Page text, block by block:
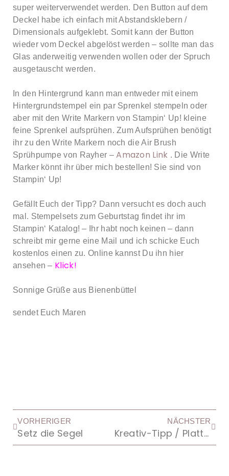
super weiterverwendet werden. Den Button auf dem
Deckel habe ich einfach mit Abstandsklebern /
Dimensionals aufgeklebt. Somit kann der Button
wieder vom Deckel abgelöst werden – sollte man das
Glas anderweitig verwenden wollen oder der Spruch
ausgetauscht werden.
In den Hintergrund kann man entweder mit einem
Hintergrundstempel ein par Sprenkel stempeln oder
aber mit den Write Markern von Stampin‘ Up! kleine
feine Sprenkel aufsprühen. Zum Aufsprühen benötigt
ihr zu den Write Markern noch die Air Brush
Sprühpumpe von Rayher – Amazon Link . Die Write
Marker könnt ihr über mich bestellen! Sie sind von
Stampin‘ Up!
Gefällt Euch der Tipp? Dann versucht es doch auch
mal. Stempelsets zum Geburtstag findet ihr im
Stampin‘ Katalog! – Ihr habt noch keinen – dann
schreibt mir gerne eine Mail und ich schicke Euch
kostenlos einen zu. Online kannst Du ihn hier
ansehen – Klick!
Sonnige Grüße aus Bienenbüttel
sendet Euch Maren
VORHERIGER
Setz die Segel
NÄCHSTER
Kreativ-Tipp / Platte für 3D-Tiefenprägeform